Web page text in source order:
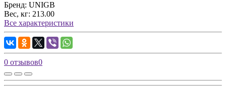
Бренд: UNIGB
Вес, кг: 213.00
Все характеристики
0 отзывов0